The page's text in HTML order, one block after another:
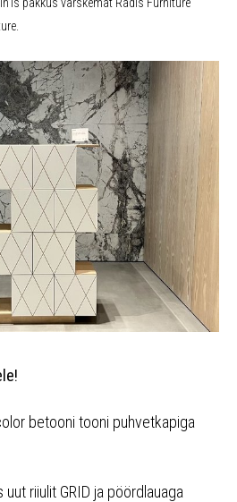
pakkus värskemat Radis Furniture
betooni tooni puhvetkapiga
riiulit GRID ja pöördlauaga